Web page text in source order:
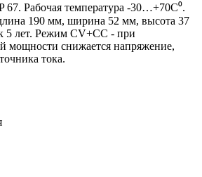
67. Рабочая температура -30…+70C⁰.
190 мм, ширина 52 мм, высота 37
5 лет. Режим CV+CC - при
мощности снижается напряжение,
тока.